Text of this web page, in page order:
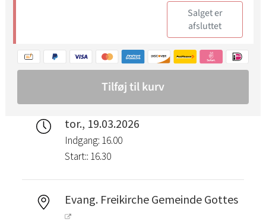
tor., 19.03.2026
Indgang: 16.00
Start:: 16.30
Evang. Freikirche Gemeinde Gottes